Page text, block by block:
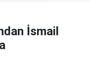
İsmail